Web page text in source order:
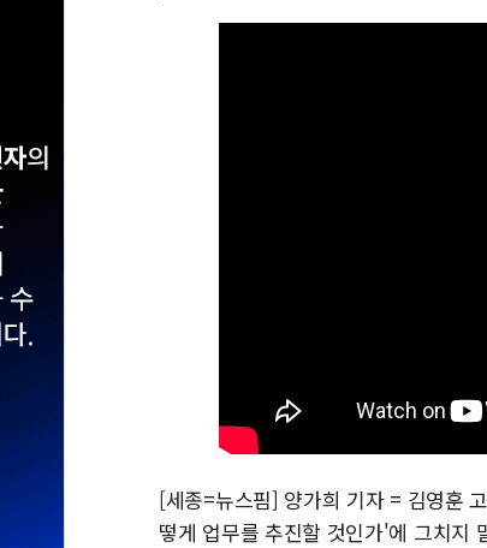
[세종=뉴스핌] 양가희 기자 = 김영훈
떻게 업무를 추진할 것인가'에 그치지